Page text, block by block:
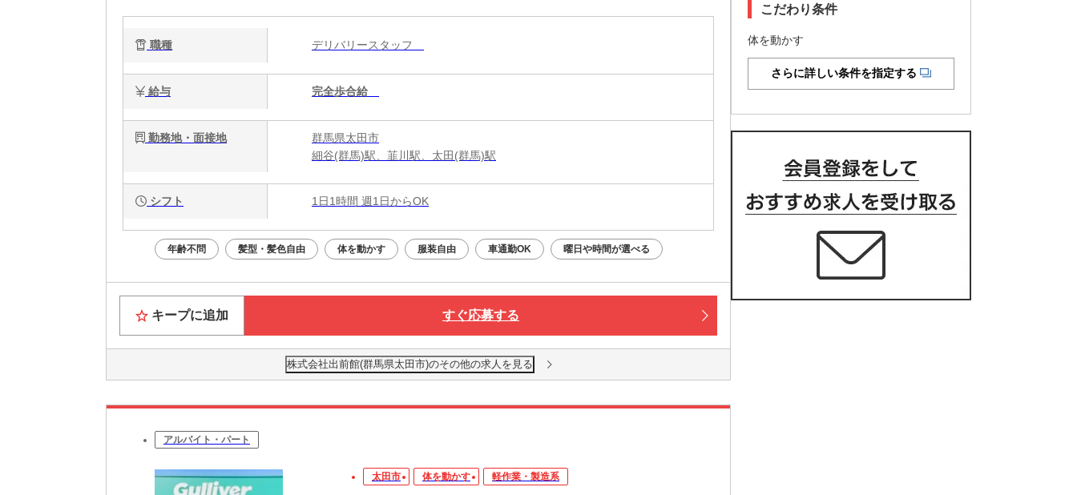
職種 デリバリースタッフ
給与 完全歩合給
勤務地・面接地
群馬県太田市
細谷(群馬)駅、韮川駅、太田(群馬)駅
シフト 1日1時間 週1日からOK
年齢不問 髪型・髪色自由 体を動かす 服装自由 車通勤OK 曜日や時間が選べる
キープに追加 すぐ応募する
株式会社出前館(群馬県太田市)のその他の求人を見る
アルバイト・パート
太田市 体を動かす 軽作業・製造系
こだわり条件
体を動かす
さらに詳しい条件を指定する